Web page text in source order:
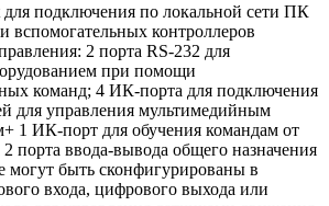
для подключения по локальной сети ПК
вспомогательных контроллеров
2 порта RS-232 для
при помощи
команд; 4 ИК-порта для подключения
для управления мультимедийным
1 ИК-порт для обучения командам от
порта ввода-вывода общего назначения
могут быть сконфигурированы в
входа, цифрового выхода или